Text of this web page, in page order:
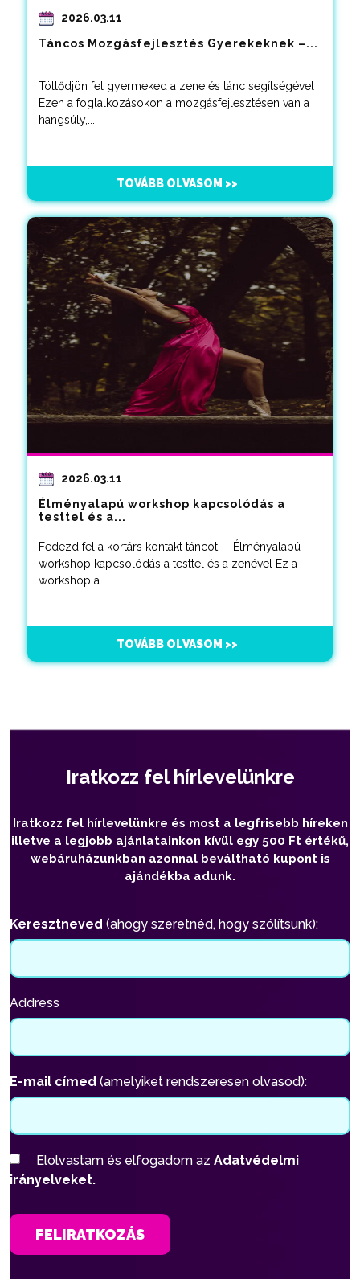
2026.03.11
Táncos Mozgásfejlesztés Gyerekeknek –...
Töltődjön fel gyermeked a zene és tánc segítségével
Ezen a foglalkozásokon a mozgásfejlesztésen van a
hangsúly,...
TOVÁBB OLVASOM >>
2026.03.11
Élményalapú workshop kapcsolódás a
testtel és a...
Fedezd fel a kortárs kontakt táncot! – Élményalapú
workshop kapcsolódás a testtel és a zenével Ez a
workshop a...
TOVÁBB OLVASOM >>
Iratkozz fel hírlevelünkre
Iratkozz fel hírlevelünkre és most a legfrisebb híreken
illetve a legjobb ajánlatainkon kívül egy 500 Ft értékű,
webáruházunkban azonnal beváltható kupont is
ajándékba adunk.
Keresztneved (ahogy szeretnéd, hogy szólítsunk):
Address
E-mail címed (amelyiket rendszeresen olvasod):
Elolvastam és elfogadom az Adatvédelmi
irányelveket.
FELIRATKOZÁS